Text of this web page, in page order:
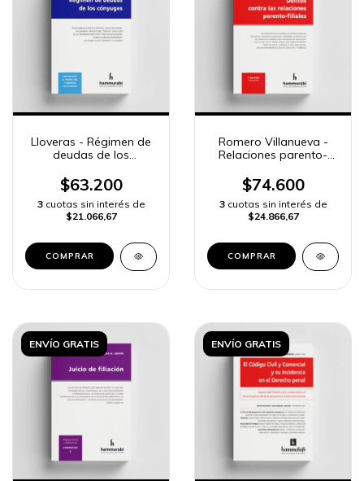
Lloveras - Régimen de
deudas de los
$63.200
3 cuotas sin interés de
$21.066,67
COMPRAR
Romero Villanueva -
Relaciones parento-
$74.600
3 cuotas sin interés de
$24.866,67
COMPRAR
ENVÍO GRATIS ENVÍO GRATIS